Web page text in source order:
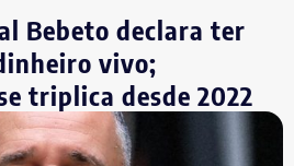
pelo advogado Fernando
Crivella usou perfis oficiais
no Diário Oficial do
institucionais para divulgar
ação, iam além da informação
Bebeto declara ter
vivo;
triplica desde 2022